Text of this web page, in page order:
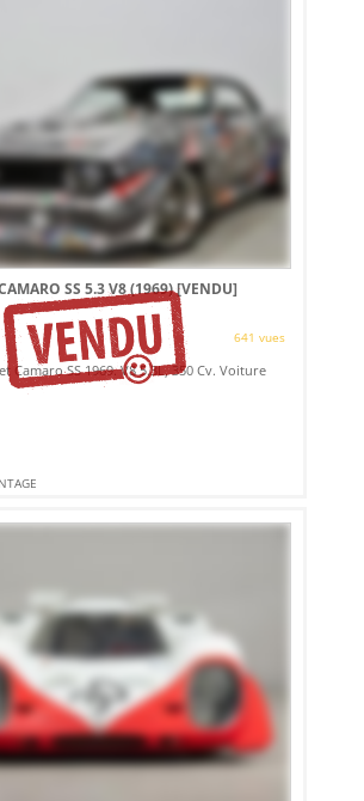
SS 5.3 V8 (1969)[VENDU]
641 vues
Camaro SS 1969. V8 5.3L, 350 Cv. Voiture